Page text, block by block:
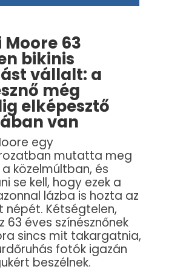
Moore 63
bikinis
vállalt: a
még
elképesztő
van
egy
mutatta meg
közelmúltban, és
se kell, hogy ezek a
lázba is hozta az
népét. Kétségtelen,
63 éves színésznőnek
sincs mit takargatnia,
fotók igazán
beszélnek.